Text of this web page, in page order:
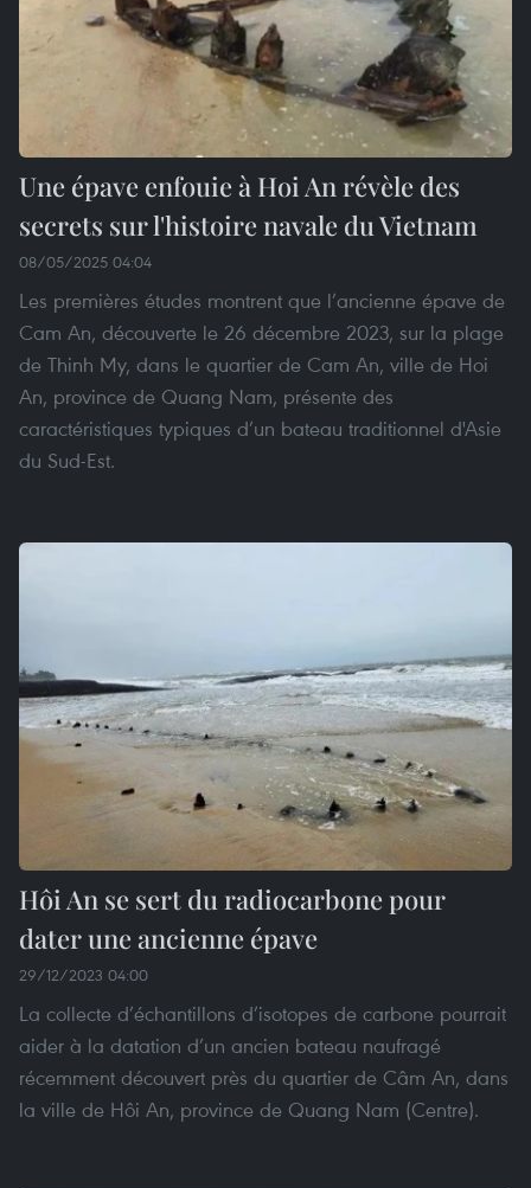
Une épave enfouie à Hoi An révèle des
secrets sur l'histoire navale du Vietnam
08/05/2025 04:04
Les premières études montrent que l’ancienne épave de
Cam An, découverte le 26 décembre 2023, sur la plage
de Thinh My, dans le quartier de Cam An, ville de Hoi
An, province de Quang Nam, présente des
caractéristiques typiques d’un bateau traditionnel d'Asie
du Sud-Est.
Hôi An se sert du radiocarbone pour
dater une ancienne épave
29/12/2023 04:00
La collecte d’échantillons d’isotopes de carbone pourrait
aider à la datation d’un ancien bateau naufragé
récemment découvert près du quartier de Câm An, dans
la ville de Hôi An, province de Quang Nam (Centre).